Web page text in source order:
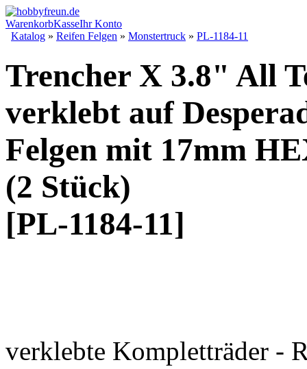
WarenkorbKasseIhr Konto
Katalog » Reifen Felgen » Monstertruck » PL-1184-11
Trencher X 3.8" All
verklebt auf
Felgen mit 17mm
(2 Stück)
[PL-1184-11]
verklebte Kompletträder -